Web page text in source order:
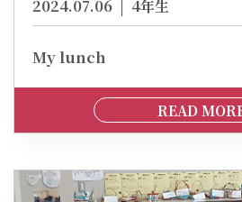
2024.07.06 4年生
My lunch
READ